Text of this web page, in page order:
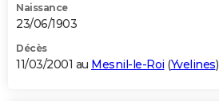
Naissance
23/06/1903
Décès
11/03/2001 au Mesnil-le-Roi (Yvelines)